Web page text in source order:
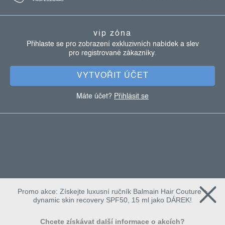
vip zóna
Přihlaste se pro zobrazení exkluzivních nabídek a slev
pro registrované zákazníky.
VYTVOŘIT ÚČET
Máte účet? Přihlásit se
Promo akce: Získejte luxusní ručník Balmain Hair Couture +
dynamic skin recovery SPF50, 15 ml jako DÁREK!
Chcete získávat další informace o akcích?